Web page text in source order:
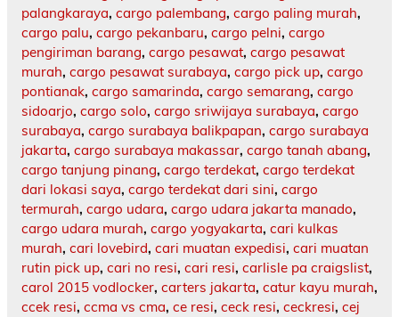
palangkaraya, cargo palembang, cargo paling murah,
cargo palu, cargo pekanbaru, cargo pelni, cargo
pengiriman barang, cargo pesawat, cargo pesawat
murah, cargo pesawat surabaya, cargo pick up, cargo
pontianak, cargo samarinda, cargo semarang, cargo
sidoarjo, cargo solo, cargo sriwijaya surabaya, cargo
surabaya, cargo surabaya balikpapan, cargo surabaya
jakarta, cargo surabaya makassar, cargo tanah abang,
cargo tanjung pinang, cargo terdekat, cargo terdekat
dari lokasi saya, cargo terdekat dari sini, cargo
termurah, cargo udara, cargo udara jakarta manado,
cargo udara murah, cargo yogyakarta, cari kulkas
murah, cari lovebird, cari muatan expedisi, cari muatan
rutin pick up, cari no resi, cari resi, carlisle pa craigslist,
carol 2015 vodlocker, carters jakarta, catur kayu murah,
ccek resi, ccma vs cma, ce resi, ceck resi, ceckresi, cej